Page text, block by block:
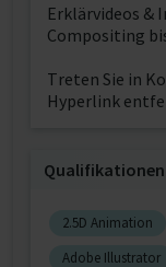
Erklärvideos &
Compositing
Treten Sie in
Hyperlink
Qualifikationen
2.5D Animation
Adobe Illustrator